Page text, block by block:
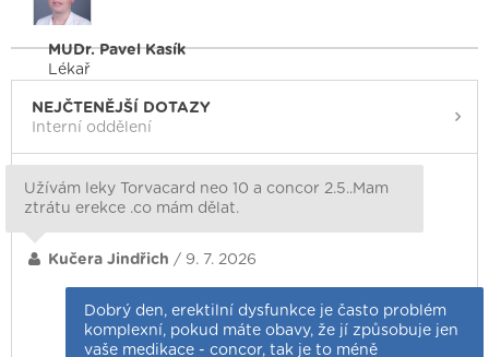
MUDr. Pavel Kasík
Lékař
NEJČTENĚJŠÍ DOTAZY
Interní oddělení
Užívám leky Torvacard neo 10 a concor 2.5..Mam
ztrátu erekce .co mám dělat.
Kučera Jindřich / 9. 7. 2026
Dobrý den, erektilní dysfunkce je často problém
komplexní, pokud máte obavy, že jí způsobuje jen
vaše medikace - concor, tak je to méně